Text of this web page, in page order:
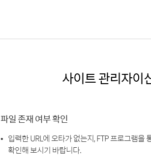
사이트 관리자이
파일 존재 여부 확인
입력한 URL에 오타가 없는지, FTP 프로그램
확인해 보시기 바랍니다.